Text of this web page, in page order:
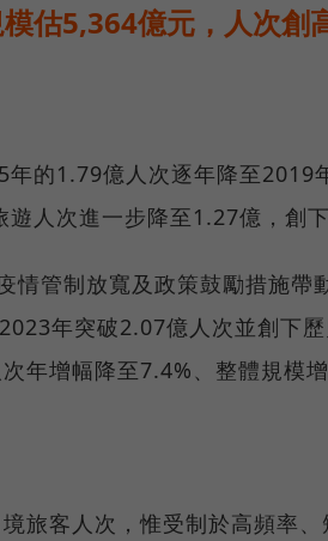
估5,364億元，人次創
的1.79億人次逐年降至2019
人次進一步降至1.27億，創下
情管制放寬及政策鼓勵措施帶
年突破2.07億人次並創下
年增幅降至7.4%、整體規模增
旅客人次，惟受制於高頻率